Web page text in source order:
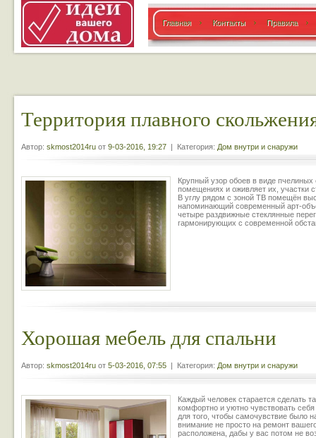
Главная Контакты Правила
Территория плавного
Автор: skmost2014ru от 9-03-2016, 19:27 | Категория: Дом внутри и снаружи
Крупный узор обоев в виде
помещениях и оживляет их, участки
В углу рядом с зоной ТВ помещён
напоминающий современный арт-
четыре раздвижные стеклянные
гармонирующих с современной
Хорошая мебель для спальни
Автор: skmost2014ru от 5-03-2016, 07:55 | Категория: Дом внутри и снаружи
Каждый человек старается сделать
комфортно и уютно чувствовать
для того, чтобы самочувствие было
внимание не просто на ремонт
расположена, дабы у вас потом не